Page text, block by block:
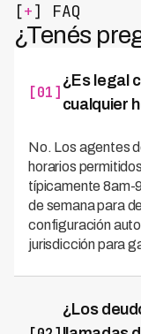
[+] FAQ
¿Tenés
[01]
¿Es legal
cualquier
No. Los agentes
horarios
típicamente 8am-
de semana para
configuración
jurisdicción para
¿Los